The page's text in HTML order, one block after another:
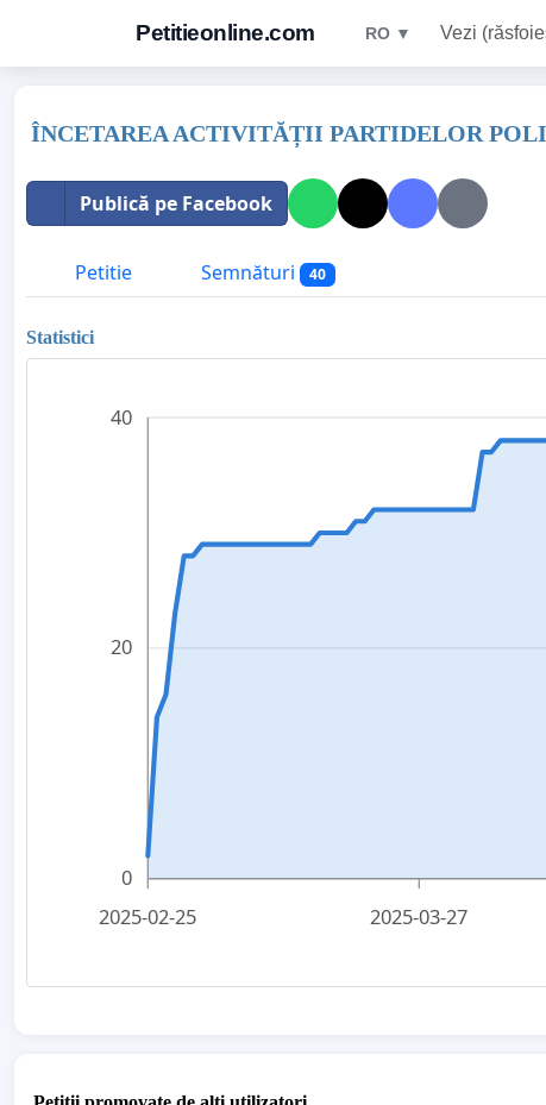
Petitieonline.com RO ▼ Vezi
ÎNCETAREA ACTIVITĂȚII PARTIDELOR
Publică pe Facebook
Petitie Semnături 40
Statistici
0
20
40
2025-02-25 2025-03-27